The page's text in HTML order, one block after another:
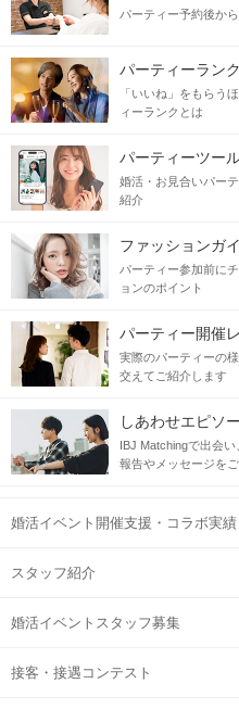
パーティー予約後か
パーティーラン
「いいね」をもらう
ィーランクとは
パーティーツー
婚活・お見合いパー
紹介
ファッションガ
パーティー参加前に
ョンのポイント
パーティー開催
実際のパーティーの
交えてご紹介します
しあわせエピソ
IBJ Matchingで出会
報告やメッセージを
婚活イベント開催支援・コラボ実績
スタッフ紹介
婚活イベントスタッフ募集
接客・接遇コンテスト